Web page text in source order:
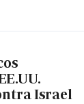
Israel